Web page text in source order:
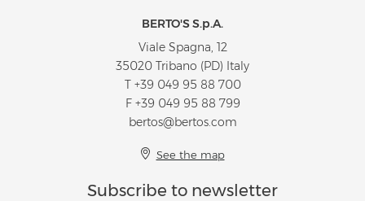
BERTO'S S.p.A.
Viale Spagna, 12
35020 Tribano (PD) Italy
T +39 049 95 88 700
F +39 049 95 88 799
bertos@bertos.com
See the map
Subscribe to newsletter